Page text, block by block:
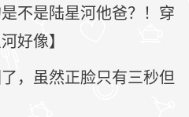
是不是陆星河他爸？！穿
好像】
了，虽然正脸只有三秒但